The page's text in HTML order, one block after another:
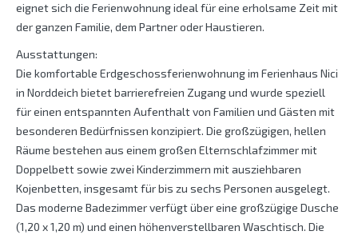
eignet sich die Ferienwohnung ideal für eine erholsame Zeit mit
der ganzen Familie, dem Partner oder Haustieren.
Ausstattungen:
Die komfortable Erdgeschossferienwohnung im Ferienhaus Nici
in Norddeich bietet barrierefreien Zugang und wurde speziell
für einen entspannten Aufenthalt von Familien und Gästen mit
besonderen Bedürfnissen konzipiert. Die großzügigen, hellen
Räume bestehen aus einem großen Elternschlafzimmer mit
Doppelbett sowie zwei Kinderzimmern mit ausziehbaren
Kojenbetten, insgesamt für bis zu sechs Personen ausgelegt.
Das moderne Badezimmer verfügt über eine großzügige Dusche
(1,20 x 1,20 m) und einen höhenverstellbaren Waschtisch. Die